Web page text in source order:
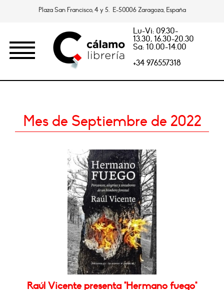
Plaza San Francisco, 4 y 5. E-50006 Zaragoza, España
Lu-Vi: 09.30-
13.30, 16.30-20.30
Sa: 10.00-14.00
+34 976557318
Mes de Septiembre de 2022
Raúl Vicente presenta "Hermano fuego"